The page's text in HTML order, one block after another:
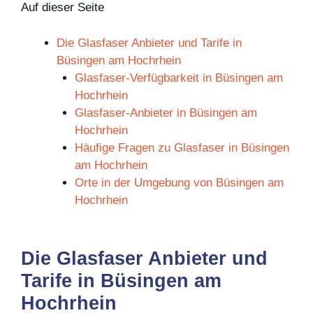
Auf dieser Seite
Die Glasfaser Anbieter und Tarife in
Büsingen am Hochrhein
Glasfaser-Verfügbarkeit in Büsingen am
Hochrhein
Glasfaser-Anbieter in Büsingen am
Hochrhein
Häufige Fragen zu Glasfaser in Büsingen
am Hochrhein
Orte in der Umgebung von Büsingen am
Hochrhein
Die Glasfaser Anbieter und
Tarife in Büsingen am
Hochrhein